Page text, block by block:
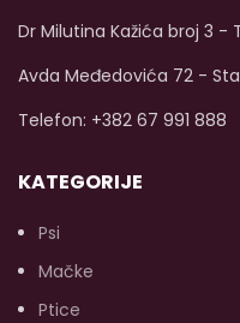
Dr Milutina Kažića broj 3 -
Avda Međedovića 72 -
Telefon: +382 67 991 888
KATEGORIJE
Psi
Mačke
Ptice